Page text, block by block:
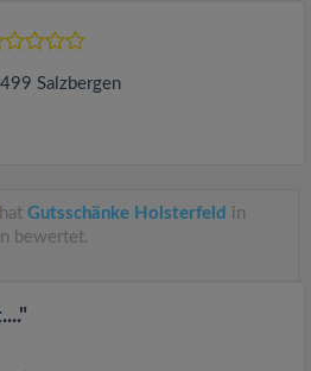
Salzbergen
hat Gutsschänke Holsterfeld in
bewertet.